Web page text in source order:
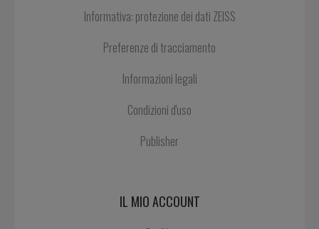
Informativa: protezione dei dati ZEISS
Preferenze di tracciamento
Informazioni legali
Condizioni d'uso
Publisher
IL MIO ACCOUNT